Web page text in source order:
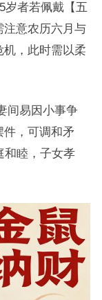
岁者若佩戴【五
注意农历六月与
机，此时需以柔
间易因小事争
件，可调和矛
和睦，子女孝